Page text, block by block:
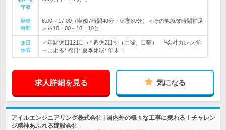
年収
勤務
時間
8:00～17:00（実働7時間40分・休憩80分）＜その他就業時間補足
＞※10：00～10：10と…
休日
休暇
＜年間休日121日＞* 週休2日制（土曜、日曜） └会社カレンダ
ーによる* 祝日* 夏季休暇* 年末…
求人詳細を見る 気になる
アイルエンジニアリング株式会社 | 国内外の様々な工事に携わる！チャレン
ジ精神あふれる建設会社